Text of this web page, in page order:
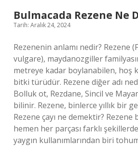
Bulmacada Rezene Ne
Tarih: Aralık 24, 2024
Rezenenin anlamı nedir? Rezene
vulgare), maydanozgiller
metreye kadar boylanabilen, hoş
bitki türüdür. Rezene diğer adı
Bolluk ot, Rezdane, Sincil ve
bilinir. Rezene, binlerce yıllık bir
Rezene çayı ne demektir?
hemen her parçası farklı
yaygın kullanımlarından biri